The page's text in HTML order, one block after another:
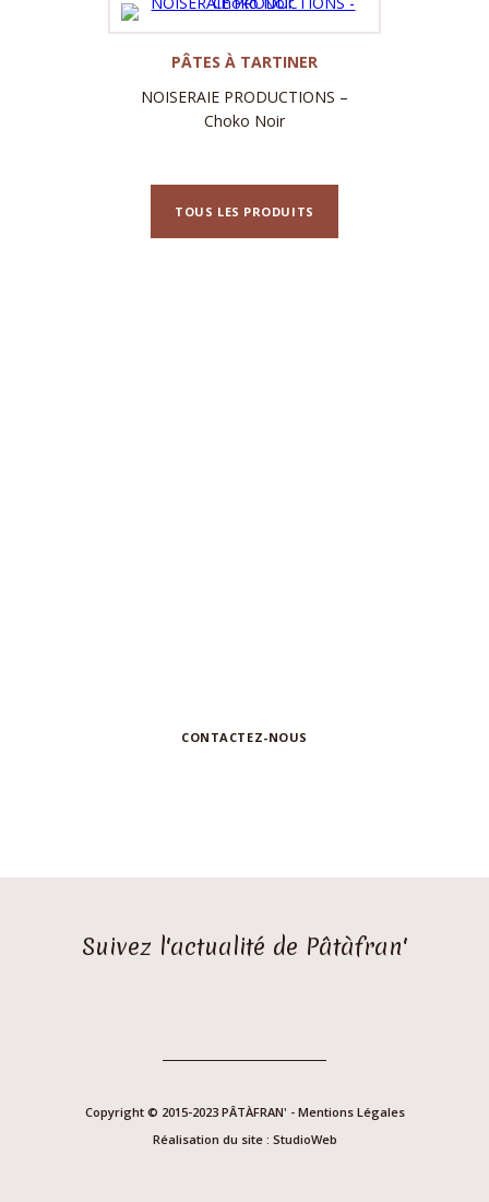
PÂTES À TARTINER
NOISERAIE PRODUCTIONS –
Choko Noir
TOUS LES PRODUITS
CONTACTEZ-NOUS
Suivez l'actualité de Pâtàfran'
Copyright © 2015-2023 PÂTÀFRAN' - Mentions Légales
Réalisation du site : StudioWeb